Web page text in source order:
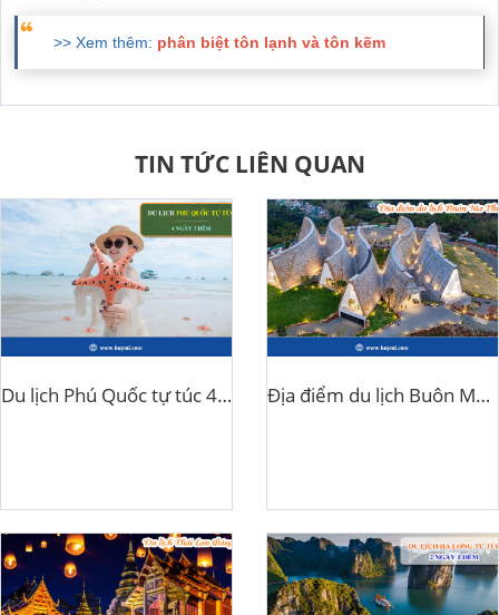
>> Xem thêm: phân biệt tôn lạnh và tôn kẽm
TIN TỨC LIÊN QUAN
Du lịch Phú Quốc tự túc 4 ngày 3 đêm Địa điểm du lịch Buôn Ma Thuột